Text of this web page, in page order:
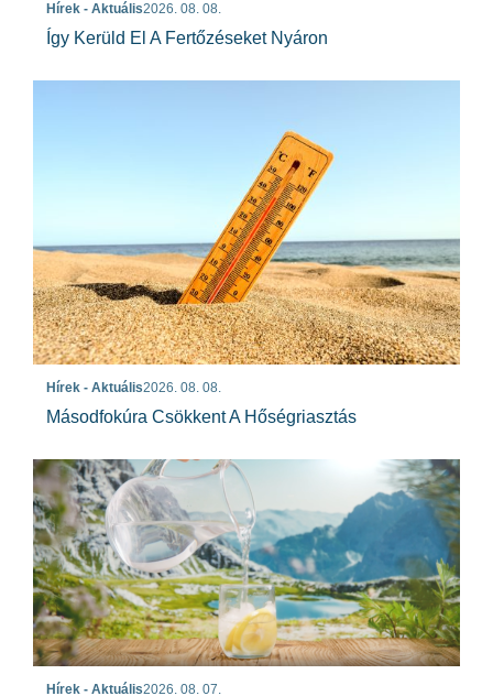
Hírek - Aktuális2026. 08. 08.
Így Kerüld El A Fertőzéseket Nyáron
Hírek - Aktuális2026. 08. 08.
Másodfokúra Csökkent A Hőségriasztás
Hírek - Aktuális2026. 08. 07.